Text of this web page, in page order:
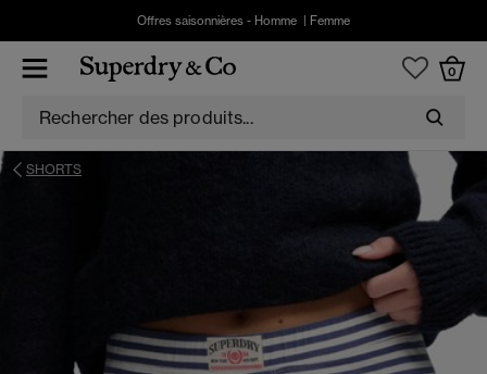
Offres saisonnières - Homme Femme
0
SHORTS